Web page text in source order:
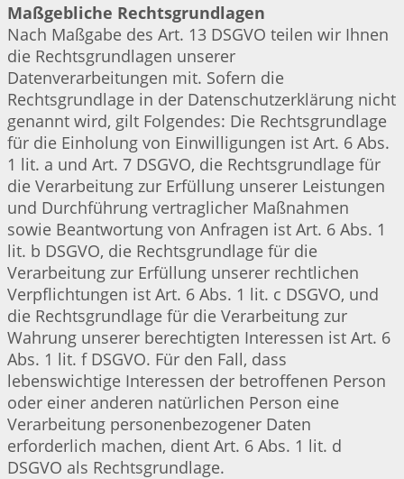
Maßgebliche Rechtsgrundlagen
Nach Maßgabe des Art. 13 DSGVO teilen wir Ihnen
die Rechtsgrundlagen unserer
Datenverarbeitungen mit. Sofern die
Rechtsgrundlage in der Datenschutzerklärung nicht
genannt wird, gilt Folgendes: Die Rechtsgrundlage
für die Einholung von Einwilligungen ist Art. 6 Abs.
1 lit. a und Art. 7 DSGVO, die Rechtsgrundlage für
die Verarbeitung zur Erfüllung unserer Leistungen
und Durchführung vertraglicher Maßnahmen
sowie Beantwortung von Anfragen ist Art. 6 Abs. 1
lit. b DSGVO, die Rechtsgrundlage für die
Verarbeitung zur Erfüllung unserer rechtlichen
Verpflichtungen ist Art. 6 Abs. 1 lit. c DSGVO, und
die Rechtsgrundlage für die Verarbeitung zur
Wahrung unserer berechtigten Interessen ist Art. 6
Abs. 1 lit. f DSGVO. Für den Fall, dass
lebenswichtige Interessen der betroffenen Person
oder einer anderen natürlichen Person eine
Verarbeitung personenbezogener Daten
erforderlich machen, dient Art. 6 Abs. 1 lit. d
DSGVO als Rechtsgrundlage.